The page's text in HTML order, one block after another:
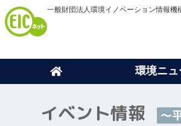
一般財団法人環境イノベーション情報機
環境ニュ
イベント情報 ～